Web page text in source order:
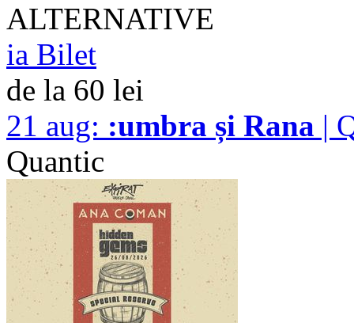
ALTERNATIVE
ia Bilet
de la 60 lei
21 aug: :umbra și Rana |
Quantic